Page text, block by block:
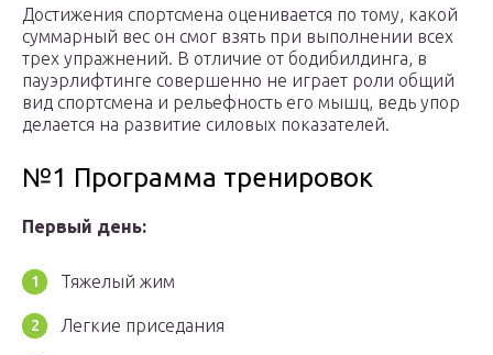
Достижения спортсмена оценивается по тому, какой
суммарный вес он смог взять при выполнении всех
трех упражнений. В отличие от бодибилдинга, в
пауэрлифтинге совершенно не играет роли общий
вид спортсмена и рельефность его мышц, ведь упор
делается на развитие силовых показателей.
№1 Программа тренировок
Первый день:
Тяжелый жим
Легкие приседания